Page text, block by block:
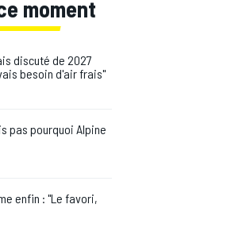
moment
discuté de 2027
besoin d'air frais"
pas pourquoi Alpine
enfin : "Le favori,